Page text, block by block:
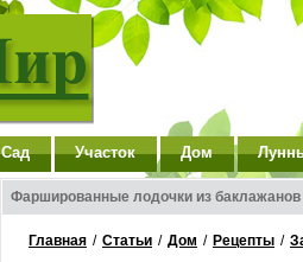
Сад Участок Дом
Фаршированные лодочки из баклажанов
Главная / Статьи / Дом / Рецепты /